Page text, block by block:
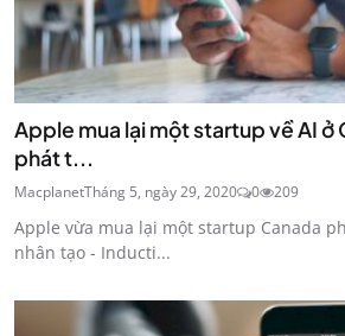
Apple mua lại một startup về AI ở
phát t...
MacplanetTháng 5, ngày 29, 2020 0 209
Apple vừa mua lại một startup Canada
nhân tạo - Inducti...